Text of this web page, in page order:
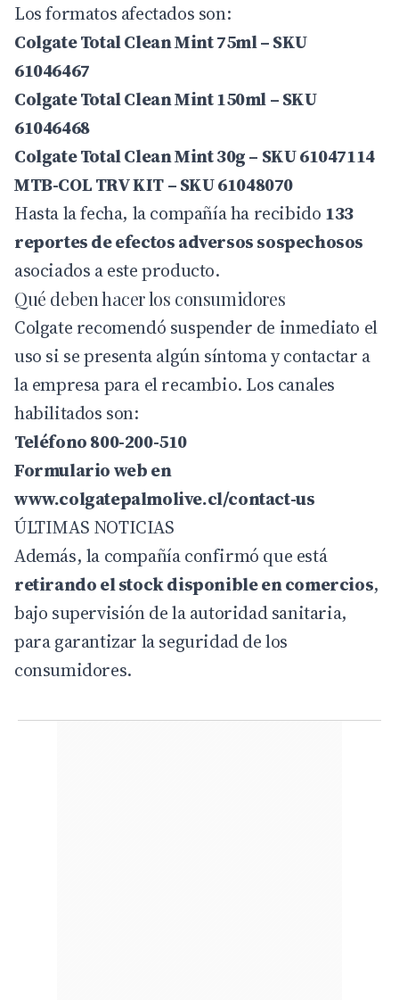
Los formatos afectados son:
Colgate Total Clean Mint 75ml – SKU
61046467
Colgate Total Clean Mint 150ml – SKU
61046468
Colgate Total Clean Mint 30g – SKU 61047114
MTB-COL TRV KIT – SKU 61048070
Hasta la fecha, la compañía ha recibido 133
reportes de efectos adversos sospechosos
asociados a este producto.
Qué deben hacer los consumidores
Colgate recomendó suspender de inmediato el
uso si se presenta algún síntoma y contactar a
la empresa para el recambio. Los canales
habilitados son:
Teléfono 800-200-510
Formulario web en
www.colgatepalmolive.cl/contact-us
ÚLTIMAS NOTICIAS
Además, la compañía confirmó que está
retirando el stock disponible en comercios,
bajo supervisión de la autoridad sanitaria,
para garantizar la seguridad de los
consumidores.